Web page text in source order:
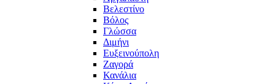
Βελεστίνο
Βόλος
Γλώσσα
Διμήνι
Ευξεινούπολη
Ζαγορά
Κανάλια